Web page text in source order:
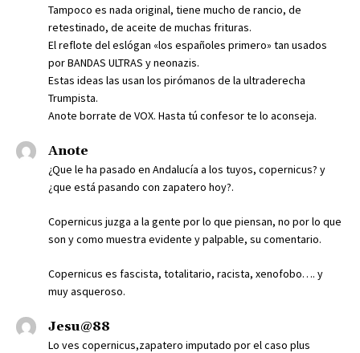
Tampoco es nada original, tiene mucho de rancio, de
retestinado, de aceite de muchas frituras.
El reflote del eslógan «los españoles primero» tan usados
por BANDAS ULTRAS y neonazis.
Estas ideas las usan los pirómanos de la ultraderecha
Trumpista.
Anote borrate de VOX. Hasta tú confesor te lo aconseja.
Anote
¿Que le ha pasado en Andalucía a los tuyos, copernicus? y
¿que está pasando con zapatero hoy?.
Copernicus juzga a la gente por lo que piensan, no por lo que
son y como muestra evidente y palpable, su comentario.
Copernicus es fascista, totalitario, racista, xenofobo…. y
muy asqueroso.
Jesu@88
Lo ves copernicus,zapatero imputado por el caso plus